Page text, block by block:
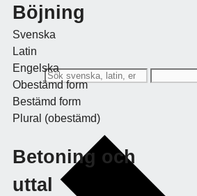
Böjning
Svenska
Latin
Engelska
Obestämd form
Bestämd form
Plural (obestämd)
Betoning och
uttal